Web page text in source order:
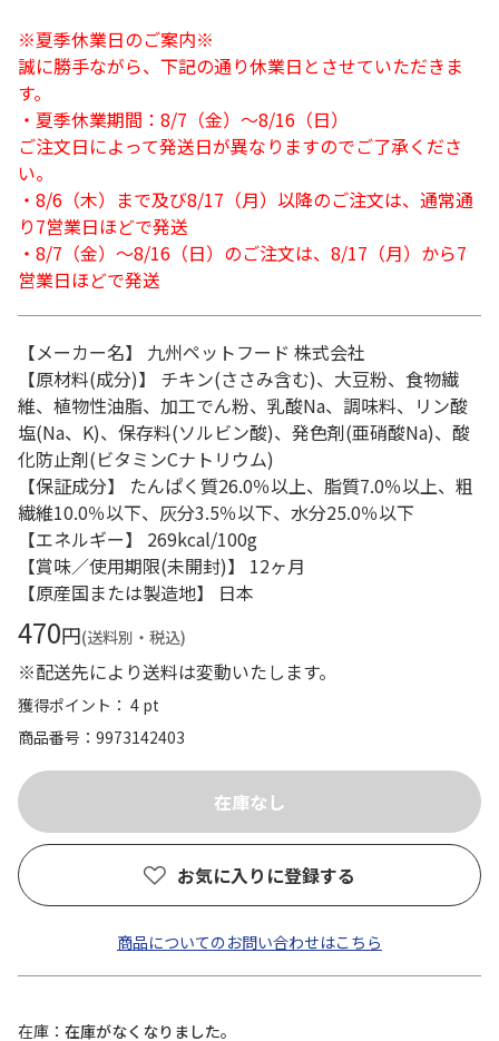
※夏季休業日のご案内※
誠に勝手ながら、下記の通り休業日とさせていただきま
す。
・夏季休業期間：8/7（金）～8/16（日）
ご注文日によって発送日が異なりますのでご了承くださ
い。
・8/6（木）まで及び8/17（月）以降のご注文は、通常通
り7営業日ほどで発送
・8/7（金）～8/16（日）のご注文は、8/17（月）から7
営業日ほどで発送
【メーカー名】 九州ペットフード 株式会社
【原材料(成分)】 チキン(ささみ含む)、大豆粉、食物繊
維、植物性油脂、加工でん粉、乳酸Na、調味料、リン酸
塩(Na、K)、保存料(ソルビン酸)、発色剤(亜硝酸Na)、酸
化防止剤(ビタミンCナトリウム)
【保証成分】 たんぱく質26.0％以上、脂質7.0％以上、粗
繊維10.0％以下、灰分3.5％以下、水分25.0％以下
【エネルギー】 269kcal/100g
【賞味／使用期限(未開封)】 12ヶ月
【原産国または製造地】 日本
470円(送料別・税込)
※配送先により送料は変動いたします。
獲得ポイント： 4 pt
商品番号
9973142403
お気に入りに登録する
商品についてのお問い合わせはこちら
在庫 在庫がなくなりました。